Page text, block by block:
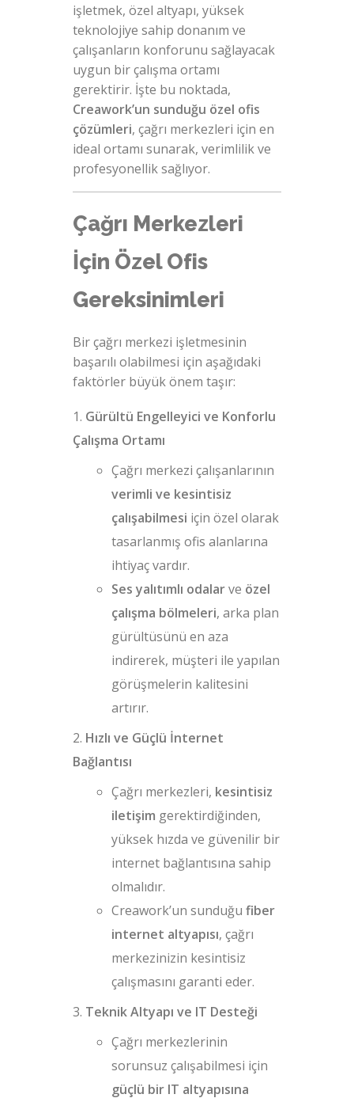
işletmek, özel altyapı, yüksek
teknolojiye sahip donanım ve
çalışanların konforunu sağlayacak
uygun bir çalışma ortamı
gerektirir. İşte bu noktada,
Creawork’un sunduğu özel ofis
çözümleri, çağrı merkezleri için en
ideal ortamı sunarak, verimlilik ve
profesyonellik sağlıyor.
Çağrı Merkezleri
İçin Özel Ofis
Gereksinimleri
Bir çağrı merkezi işletmesinin
başarılı olabilmesi için aşağıdaki
faktörler büyük önem taşır:
Gürültü Engelleyici ve Konforlu
Çalışma Ortamı
Çağrı merkezi çalışanlarının
verimli ve kesintisiz
çalışabilmesi için özel olarak
tasarlanmış ofis alanlarına
ihtiyaç vardır.
Ses yalıtımlı odalarve özel
çalışma bölmeleri, arka plan
gürültüsünü en aza
indirerek, müşteri ile yapılan
görüşmelerin kalitesini
artırır.
Hızlı ve Güçlü İnternet
Bağlantısı
Çağrı merkezleri, kesintisiz
iletişim gerektirdiğinden,
yüksek hızda ve güvenilir bir
internet bağlantısına sahip
olmalıdır.
Creawork’un sunduğufiber
internet altyapısı, çağrı
merkezinizin kesintisiz
çalışmasını garanti eder.
Teknik Altyapı ve IT Desteği
Çağrı merkezlerinin
sorunsuz çalışabilmesi için
güçlü bir IT altyapısına